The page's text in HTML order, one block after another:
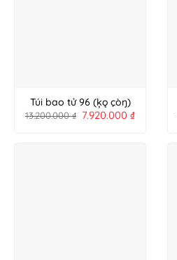
Túi bao tử 96 (ķǫ çòŋ)
13.200.000₫ 7.920.000₫